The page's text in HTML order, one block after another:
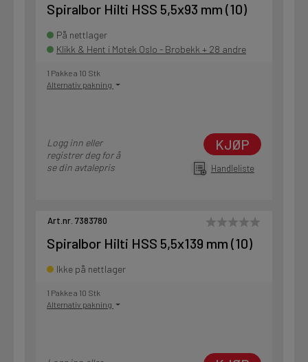
Spiralbor Hilti HSS 5,5x93 mm (10)
På nettlager
Klikk & Hent i Motek Oslo - Brobekk + 28 andre
1 Pakke a 10 Stk
Alternativ pakning
Logg inn eller
registrer deg for å
se din avtalepris
KJØP
Handleliste
Art.nr. 7383780
Spiralbor Hilti HSS 5,5x139 mm (10)
Ikke på nettlager
1 Pakke a 10 Stk
Alternativ pakning